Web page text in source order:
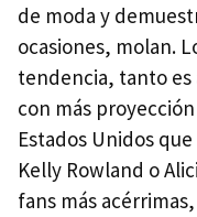
de moda y
ocasiones, molan.
tendencia, tanto es
con más
Estados Unidos
Kelly Rowland o
fans más